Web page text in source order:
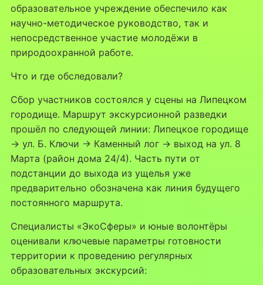
образовательное учреждение обеспечило как
научно-методическое руководство, так и
непосредственное участие молодёжи в
природоохранной работе.
Что и где обследовали?
Сбор участников состоялся у сцены на Липецком
городище. Маршрут экскурсионной разведки
прошёл по следующей линии: Липецкое городище
→ ул. Б. Ключи → Каменный лог → выход на ул. 8
Марта (район дома 24/4). Часть пути от
подстанции до выхода из ущелья уже
предварительно обозначена как линия будущего
постоянного маршрута.
Специалисты «ЭкоСферы» и юные волонтёры
оценивали ключевые параметры готовности
территории к проведению регулярных
образовательных экскурсий: